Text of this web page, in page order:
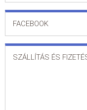
FACEBOOK
SZÁLLÍTÁS ÉS